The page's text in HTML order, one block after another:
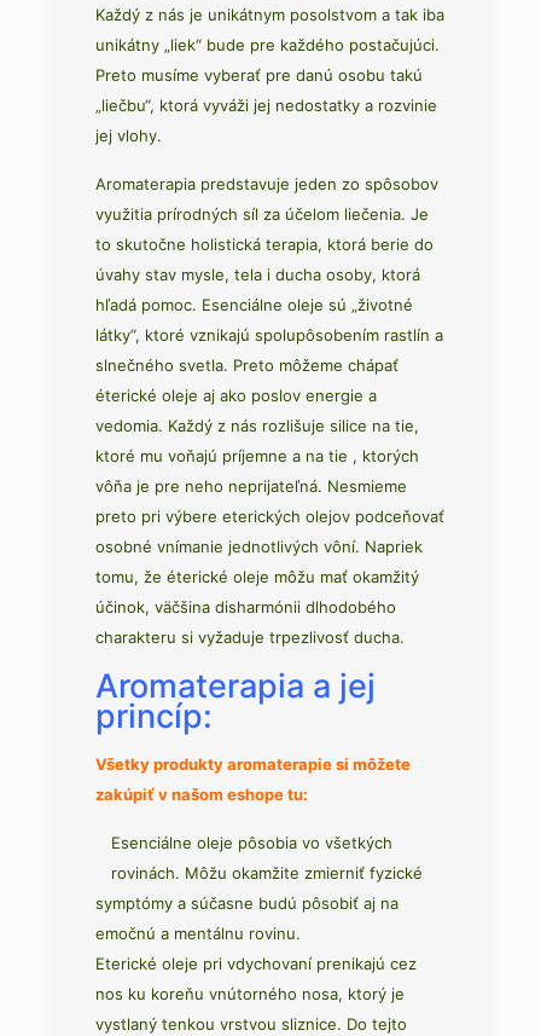
Každý z nás je unikátnym posolstvom a tak iba
unikátny „liek“ bude pre každého postačujúci.
Preto musíme vyberať pre danú osobu takú
„liečbu“, ktorá vyváži jej nedostatky a rozvinie
jej vlohy.
Aromaterapia predstavuje jeden zo spôsobov
využitia prírodných síl za účelom liečenia. Je
to skutočne holistická terapia, ktorá berie do
úvahy stav mysle, tela i ducha osoby, ktorá
hľadá pomoc. Esenciálne oleje sú „životné
látky“, ktoré vznikajú spolupôsobením rastlín a
slnečného svetla. Preto môžeme chápať
éterické oleje aj ako poslov energie a
vedomia. Každý z nás rozlišuje silice na tie,
ktoré mu voňajú príjemne a na tie , ktorých
vôňa je pre neho neprijateľná. Nesmieme
preto pri výbere eterických olejov podceňovať
osobné vnímanie jednotlivých vôní. Napriek
tomu, že éterické oleje môžu mať okamžitý
účinok, väčšina disharmónii dlhodobého
charakteru si vyžaduje trpezlivosť ducha.
Aromaterapia a jej
princíp:
Všetky produkty aromaterapie si môžete
zakúpiť v našom eshope tu:
Esenciálne oleje pôsobia vo všetkých
rovinách. Môžu okamžite zmierniť fyzické
symptómy a súčasne budú pôsobiť aj na
emočnú a mentálnu rovinu.
Eterické oleje pri vdychovaní prenikajú cez
nos ku koreňu vnútorného nosa, ktorý je
vystlaný tenkou vrstvou sliznice. Do tejto